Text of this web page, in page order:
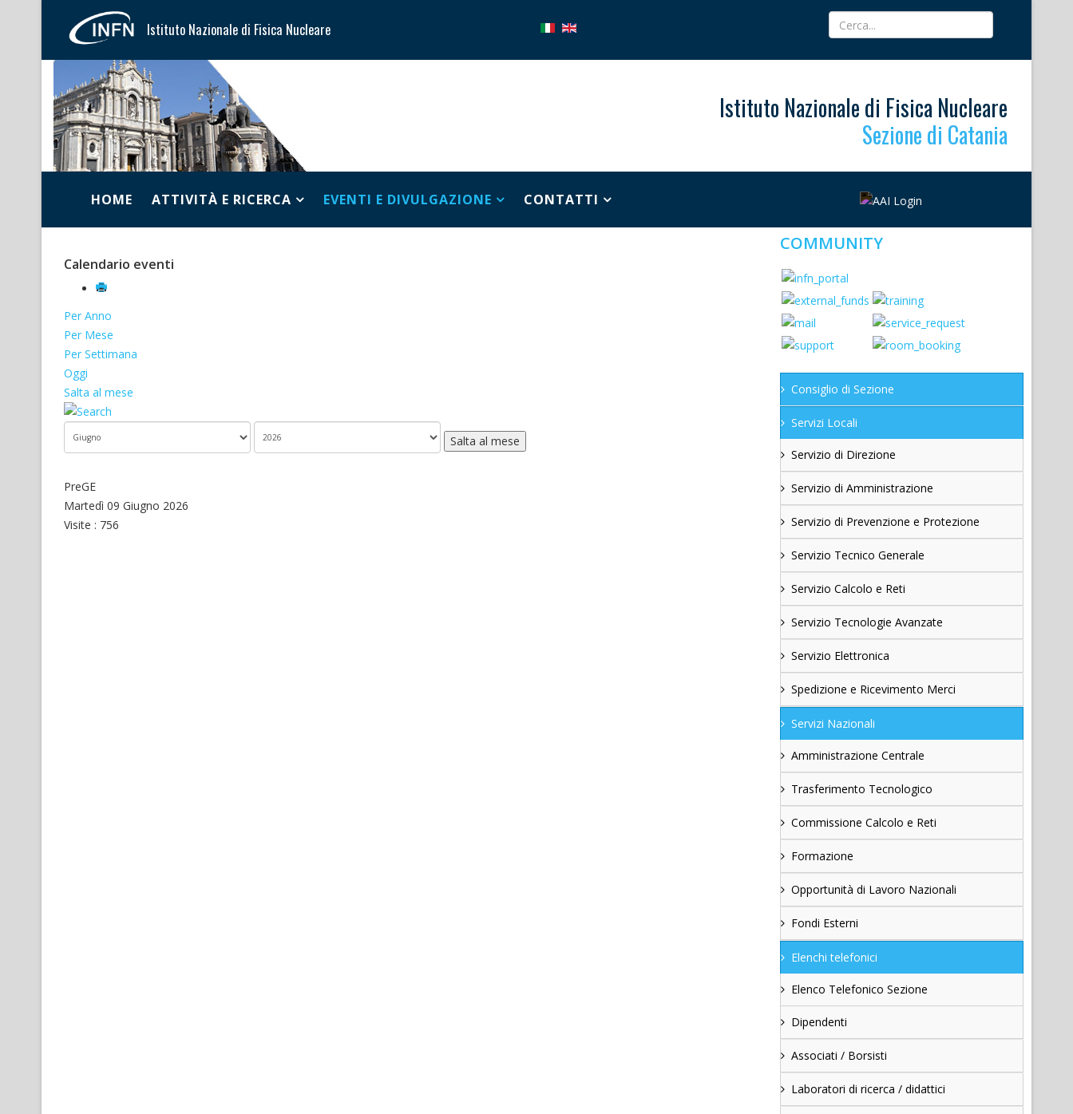
Istituto Nazionale di Fisica Nucleare
Istituto Nazionale di Fisica Nucleare
Sezione di Catania
HOME ATTIVITÀ E RICERCA EVENTI E DIVULGAZIONE CONTATTI
Calendario eventi
Per Anno
Per Mese
Per Settimana
Oggi
Salta al mese
Salta al mese
PreGE
Martedì 09 Giugno 2026
Visite : 756
COMMUNITY
Consiglio di Sezione
Servizi Locali
Servizio di Direzione
Servizio di Amministrazione
Servizio di Prevenzione e Protezione
Servizio Tecnico Generale
Servizio Calcolo e Reti
Servizio Tecnologie Avanzate
Servizio Elettronica
Spedizione e Ricevimento Merci
Servizi Nazionali
Amministrazione Centrale
Trasferimento Tecnologico
Commissione Calcolo e Reti
Formazione
Opportunità di Lavoro Nazionali
Fondi Esterni
Elenchi telefonici
Elenco Telefonico Sezione
Dipendenti
Associati / Borsisti
Laboratori di ricerca / didattici